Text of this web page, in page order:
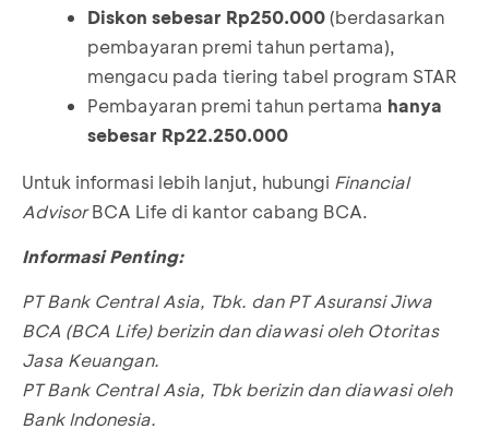
Diskon sebesar Rp250.000(berdasarkan
pembayaran premi tahun pertama),
mengacu pada tiering tabel program STAR
Pembayaran premi tahun pertama hanya
sebesar Rp22.250.000
Untuk informasi lebih lanjut, hubungi Financial
AdvisorBCA Life di kantor cabang BCA.
Informasi Penting:
PT Bank Central Asia, Tbk. dan PT Asuransi Jiwa
BCA (BCA Life) berizin dan diawasi oleh Otoritas
Jasa Keuangan.
PT Bank Central Asia, Tbk berizin dan diawasi oleh
Bank Indonesia.